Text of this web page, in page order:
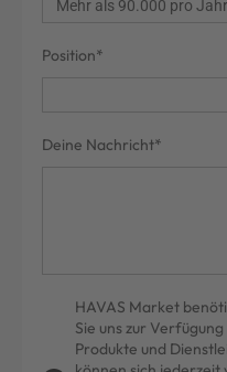
Mehr als 90.000 pro Jahr
Position*
Deine Nachricht*
HAVAS Market
Sie uns zur
Produkte und